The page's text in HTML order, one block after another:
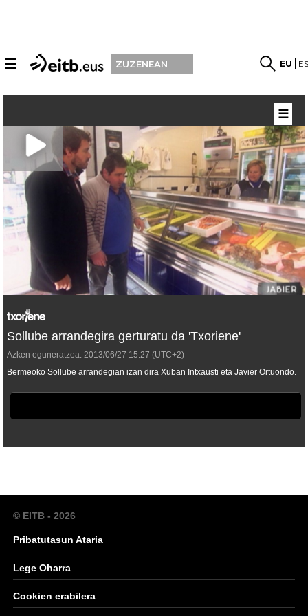
☰ ZUZENEAN EU
Sollube arrandegira gerturatu da 'Txoriene'
Azken eguneratzea: 2013/06/27 15:27 (UTC+2)
Bermeoko Sollube arrandegian izan dira Xuban Intxausti eta Javier Ortuondo.
☰
© EITB - 2026
Pribatutasun Ataria
Lege Oharra
Cookien erabilera